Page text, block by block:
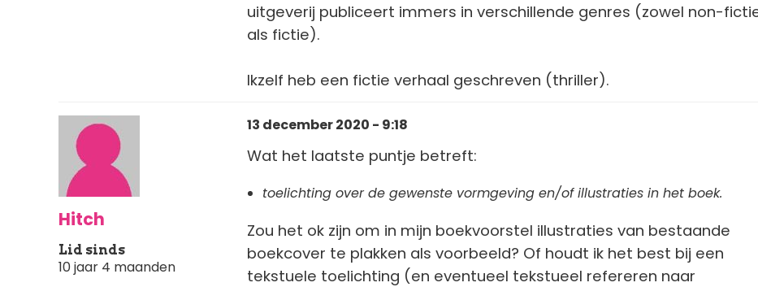
uitgeverij publiceert immers in verschillende genres (zowel non-
als fictie).
Ikzelf heb een fictie verhaal geschreven (thriller).
Hitch
Lid sinds
10 jaar 4 maanden
13 december 2020 - 9:18
Wat het laatste puntje betreft:
toelichting over de gewenste vormgeving en/of illustraties in het boek.
Zou het ok zijn om in mijn boekvoorstel illustraties van bestaande
boekcover te plakken als voorbeeld? Of houdt ik het best bij een
tekstuele toelichting (en eventueel tekstueel refereren naar